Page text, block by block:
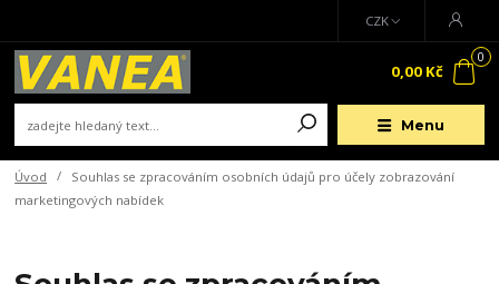
Menu
CZK
0
0,00 Kč
Úvod
Souhlas se zpracováním osobních údajů pro účely zobrazování
marketingových nabídek